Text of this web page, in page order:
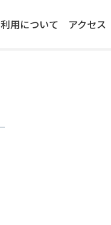
利用について アクセス